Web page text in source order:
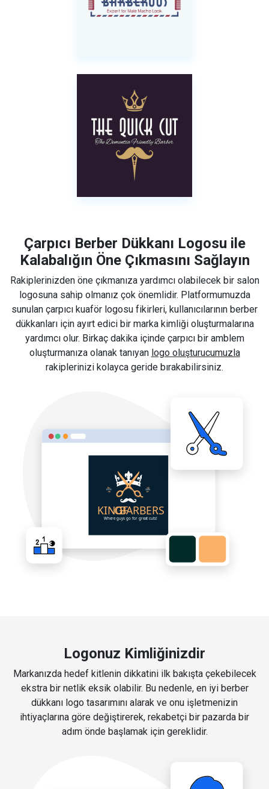
Çarpıcı Berber Dükkanı Logosu ile
Kalabalığın Öne Çıkmasını Sağlayın
Rakiplerinizden öne çıkmanıza yardımcı olabilecek bir salon
logosuna sahip olmanız çok önemlidir. Platformumuzda
sunulan çarpıcı kuaför logosu fikirleri, kullanıcılarının berber
dükkanları için ayırt edici bir marka kimliği oluşturmalarına
yardımcı olur. Birkaç dakika içinde çarpıcı bir amblem
oluşturmanıza olanak tanıyan logo oluşturucumuzla
rakiplerinizi kolayca geride bırakabilirsiniz.
Logonuz Kimliğinizdir
Markanızda hedef kitlenin dikkatini ilk bakışta çekebilecek
ekstra bir netlik eksik olabilir. Bu nedenle, en iyi berber
dükkanı logo tasarımını alarak ve onu işletmenizin
ihtiyaçlarına göre değiştirerek, rekabetçi bir pazarda bir
adım önde başlamak için gereklidir.